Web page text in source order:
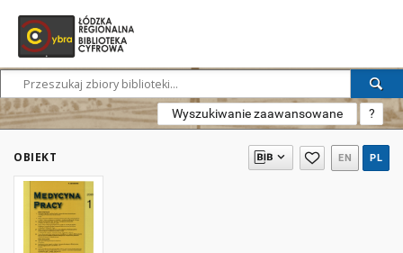
Wyszukiwanie zaawansowane ?
OBIEKT EN PL